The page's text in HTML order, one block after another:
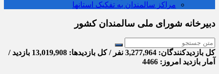
مراکز سالمندان به تفکیک استانها
دبیرخانه شورای ملی سالمندان کشور
کل بازدیدکنند‌گان: 3,277,964 نفر / کل بازدیدها: 13,019,908 بازدید /
آمار بازدید امروز: 4466